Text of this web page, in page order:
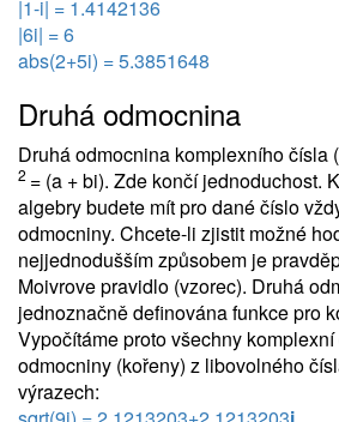
|1-i| = 1.4142136
|6i| = 6
abs(2+5i) = 5.3851648
Druhá odmocnina
Druhá odmocnina komplexního čísla
2 = (a + bi). Zde končí jednoduchost.
algebry budete mít pro dané číslo
odmocniny. Chcete-li zjistit možné
nejjednodušším způsobem je
Moivrove pravidlo (vzorec). Druhá
jednoznačně definována funkce pro
Vypočítáme proto všechny
odmocniny (kořeny) z libovolného
výrazech: